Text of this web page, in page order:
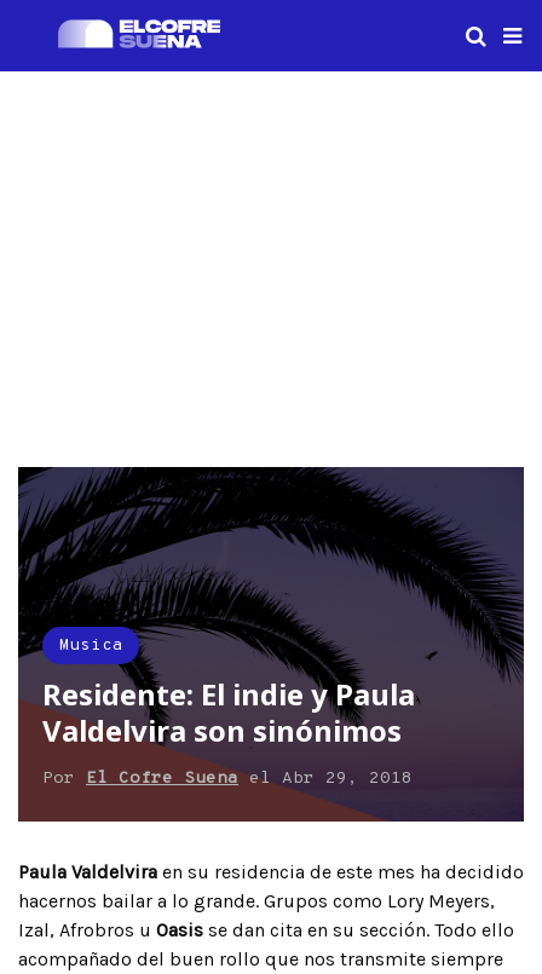
Musica
Residente: El indie y Paula
Valdelvira son sinónimos
Por El Cofre Suenael Abr 29, 2018
Paula Valdelvira en su residencia de este mes ha decidido
hacernos bailar a lo grande. Grupos como Lory Meyers,
Izal, Afrobros u Oasis se dan cita en su sección. Todo ello
acompañado del buen rollo que nos transmite siempre